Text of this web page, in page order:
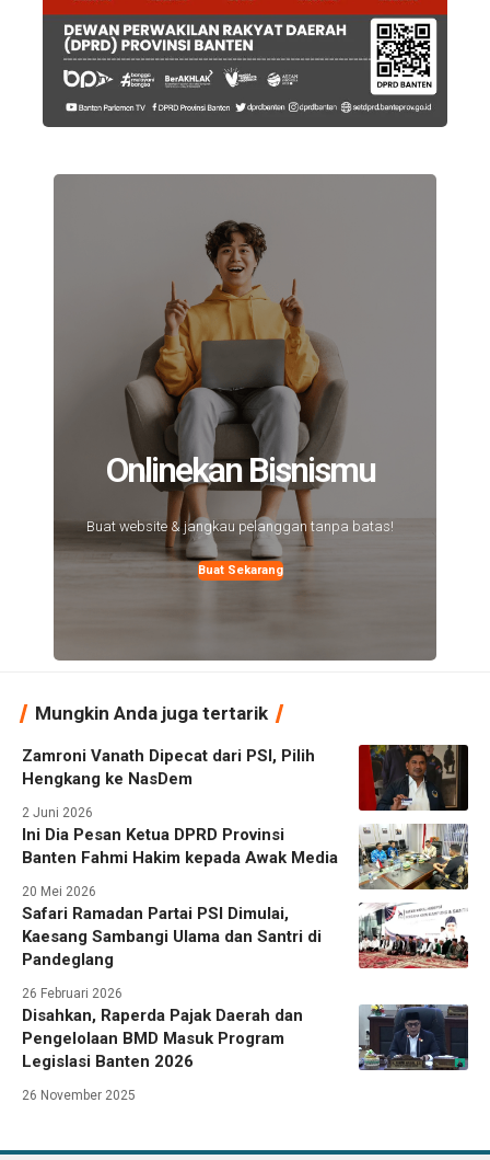
Onlinekan Bisnismu
Buat website & jangkau pelanggan tanpa batas!
Buat Sekarang
Mungkin Anda juga tertarik
Zamroni Vanath Dipecat dari PSI, Pilih
Hengkang ke NasDem
2 Juni 2026
Ini Dia Pesan Ketua DPRD Provinsi
Banten Fahmi Hakim kepada Awak Media
20 Mei 2026
Safari Ramadan Partai PSI Dimulai,
Kaesang Sambangi Ulama dan Santri di
Pandeglang
26 Februari 2026
Disahkan, Raperda Pajak Daerah dan
Pengelolaan BMD Masuk Program
Legislasi Banten 2026
26 November 2025